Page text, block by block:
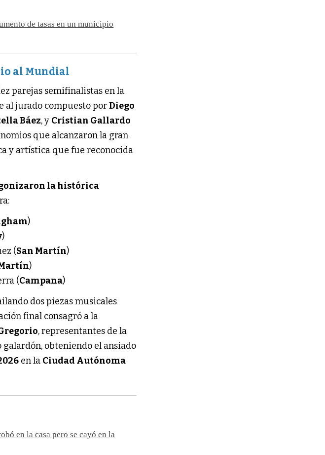
de tasas en un municipio
al Mundial
parejas semifinalistas en la
al jurado compuesto porDiego
Báez, y Cristian Gallardo
que alcanzaron la gran
y artística que fue reconocida
la histórica
)
)
(San Martín)
)
(Campana)
dos piezas musicales
final consagró a la
, representantes de la
galardón, obteniendo el ansiado
en la Ciudad Autónoma
en la casa pero se cayó en la